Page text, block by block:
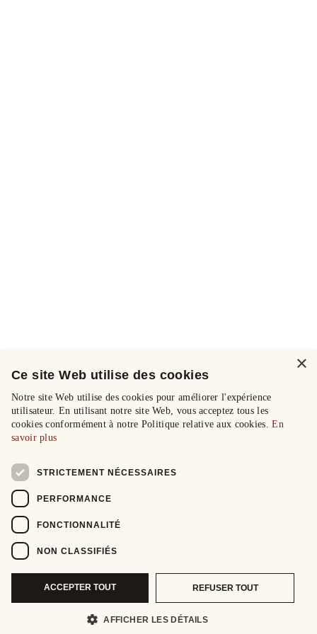
×
Ce site Web utilise des cookies
Notre site Web utilise des cookies pour améliorer l'expérience
utilisateur. En utilisant notre site Web, vous acceptez tous les
cookies conformément à notre Politique relative aux cookies.En
savoir plus
STRICTEMENT NÉCESSAIRES
PERFORMANCE
FONCTIONNALITÉ
NON CLASSIFIÉS
ACCEPTER TOUT REFUSER TOUT
AFFICHER LES DÉTAILS